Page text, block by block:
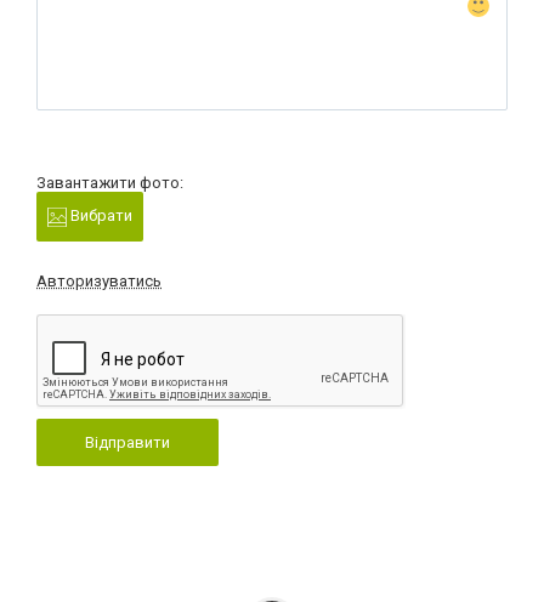
Завантажити фото:
Вибрати
Авторизуватись
Відправити